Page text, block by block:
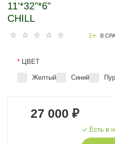
11'*32"*6"
CHILL
В
* ЦВЕТ
Желтый Синий
27 000 ₽
Есть в